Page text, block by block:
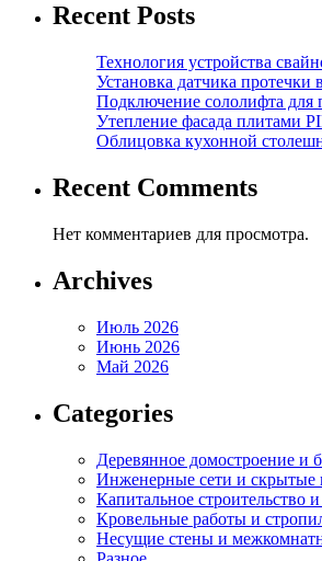
Recent Posts
Технология устройства
Установка датчика
Подключение сололифта для
Утепление фасада плитами
Облицовка кухонной
Recent Comments
Нет комментариев для просмотра.
Archives
Июль 2026
Июнь 2026
Май 2026
Categories
Деревянное домостроение и
Инженерные сети и скрытые
Капитальное строительство
Кровельные работы и
Несущие стены и